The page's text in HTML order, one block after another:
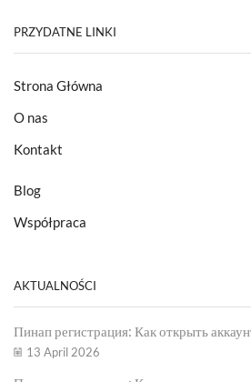
PRZYDATNE LINKI
Strona Główna
O nas
Kontakt
Blog
Współpraca
AKTUALNOŚCI
Пинап регистрация: Как открыть
13 April 2026